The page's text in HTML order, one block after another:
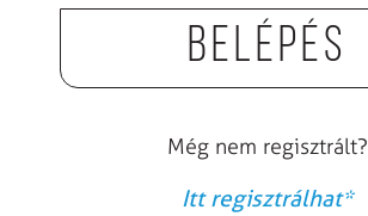
Belépés
Még nem regisztrált?
Itt regisztrálhat*